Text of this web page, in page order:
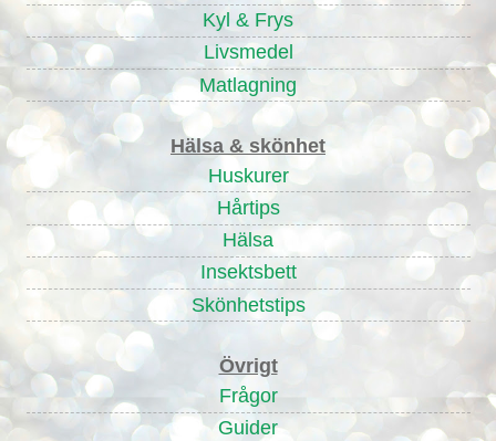
Kyl & Frys
Livsmedel
Matlagning
Hälsa & skönhet
Huskurer
Hårtips
Hälsa
Insektsbett
Skönhetstips
Övrigt
Frågor
Guider